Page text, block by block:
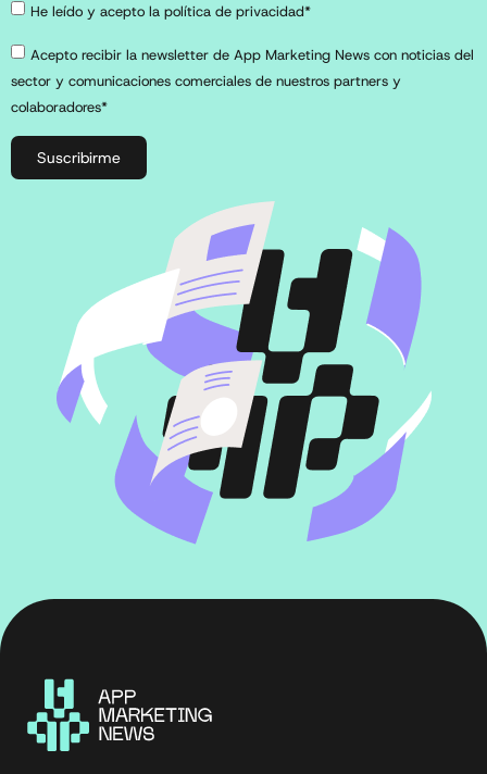
He leído y acepto la política de privacidad*
Acepto recibir la newsletter de App Marketing News con noticias del
sector y comunicaciones comerciales de nuestros partners y
colaboradores*
Suscribirme